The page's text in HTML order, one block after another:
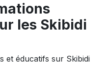
les Skibidi
et éducatifs sur Skibidi